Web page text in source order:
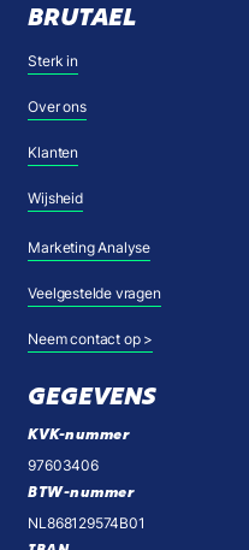
BRUTAEL
Sterk in
Over ons
Klanten
Wijsheid
Marketing Analyse
Veelgestelde vragen
Neem contact op >
GEGEVENS
KVK-nummer
97603406
BTW-nummer
NL868129574B01